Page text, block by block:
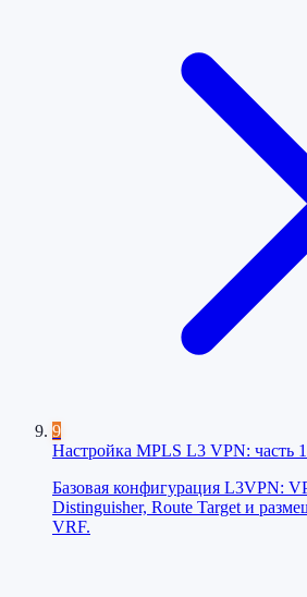
9
Настройка MPLS L3 VPN: часть 1
Базовая конфигурация L3VPN:
Distinguisher, Route Target и
VRF.